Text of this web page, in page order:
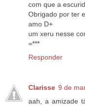
com que a
Obrigado por ter
amo D+
um xeru nesse
=***
Responder
Clarisse 9 de
aah, a amizade